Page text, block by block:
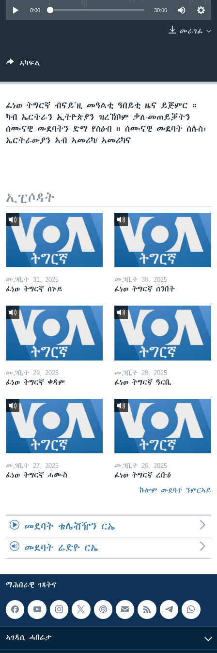
ቂሔ ጽልሚ
ቋንቋታት
0:00 30:00
መራገፊ
ኣካፍል
ፈነወ ትግርኛ ብናይ`ዚ መዓልቲ ዓበይቲ ዜና ይጅምር ።
ካብ ኤርትራን ኢትዮጵያን ዝረኽቦም ቃለ-መጠይቓትን
ሰሙናዊ መደባትን ድማ የስዕብ ። ሰሙናዊ መደባት ሰሉስ፡
ኤርትራውያን ኣብ ኣመሪካ/ ኣመሪካና
ኢፒሶዳት
መጋቢት 31, 2025
ፈነወ ትግርኛ ሰኑይ
መጋቢት 30, 2025
ፈነወ ትግርኛ ሰንበት
መጋቢት 29, 2025
ፈነወ ትግርኛ ቀዳም
መጋቢት 28, 2025
ፈነወ ትግርኛ ዓርቢ
መጋቢት 27, 2025
ፈነወ ትግርኛ ሓሙስ
መጋቢት 26, 2025
ፈነወ ትግርኛ ረቡዕ
ኩሎም መደባት ንምርኣይ
መደባት ቴሌቭዥን ርኤ
መደባት ሬድዮ ርኤ
ማሕበራዊ ገጻትና
ኣገዳሲ ሓበሬታ